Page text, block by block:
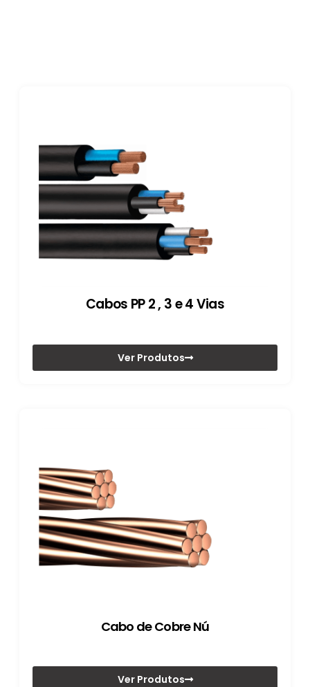
Cabos PP 2 , 3 e 4 Vias
Ver Produtos
Cabo de Cobre Nú
Ver Produtos